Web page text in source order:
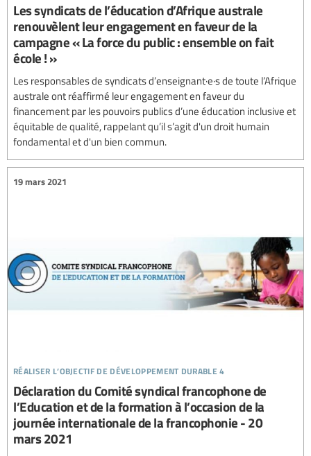
Les syndicats de l’éducation d’Afrique australe
renouvèlent leur engagement en faveur de la
campagne « La force du public : ensemble on fait
école ! »
Les responsables de syndicats d’enseignant·e·s de toute l’Afrique
australe ont réaffirmé leur engagement en faveur du
financement par les pouvoirs publics d’une éducation inclusive et
équitable de qualité, rappelant qu’il s’agit d'un droit humain
fondamental et d'un bien commun.
réaliser l’objectif de développement durable 4
19 mars 2021
Déclaration du Comité syndical francophone de
l’Education et de la formation à l’occasion de la
journée internationale de la francophonie - 20
mars 2021